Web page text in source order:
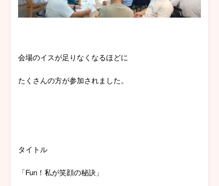
会場のイスが足りなくなるほどに
たくさんの方が参加されました。
タイトル
「Fun！私が笑顔の秘訣」